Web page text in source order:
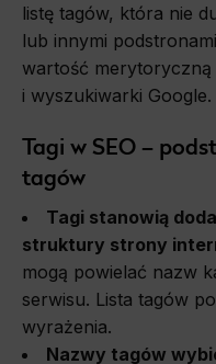
listę tagów, która nie
lub innymi
wartość
i wyszukiwarki Google.
Tagi w SEO –
tagów
Tagi stanowią
struktury strony
mogą powielać nazw
serwisu. Lista tagów
wyrażenia.
Nazwy tagów